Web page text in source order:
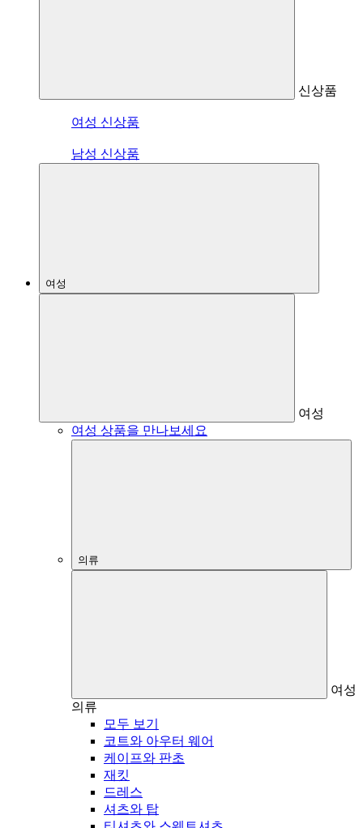
신상품
여성 신상품
남성 신상품
여성
여성
여성 상품을 만나보세요
의류
여성
의류
모두 보기
코트와 아우터 웨어
케이프와 판초
재킷
드레스
셔츠와 탑